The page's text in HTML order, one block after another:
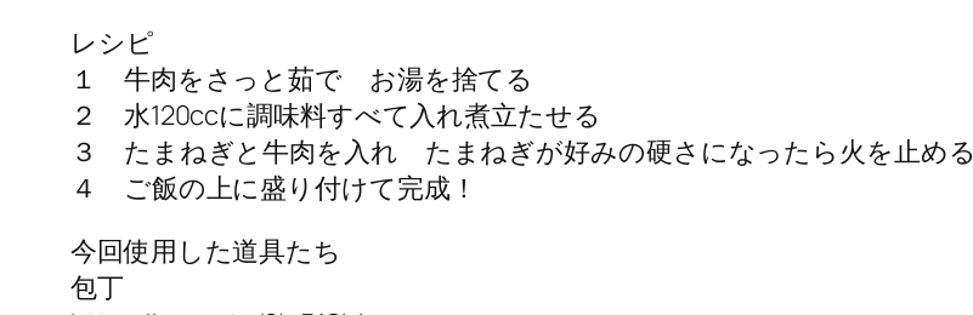
レシピ
１ 牛肉をさっと茹で お湯を捨てる
２ 水120ccに調味料すべて入れ煮立たせる
３ たまねぎと牛肉を入れ たまねぎが好みの硬さになったら火を止める
４ ご飯の上に盛り付けて完成！
今回使用した道具たち
包丁